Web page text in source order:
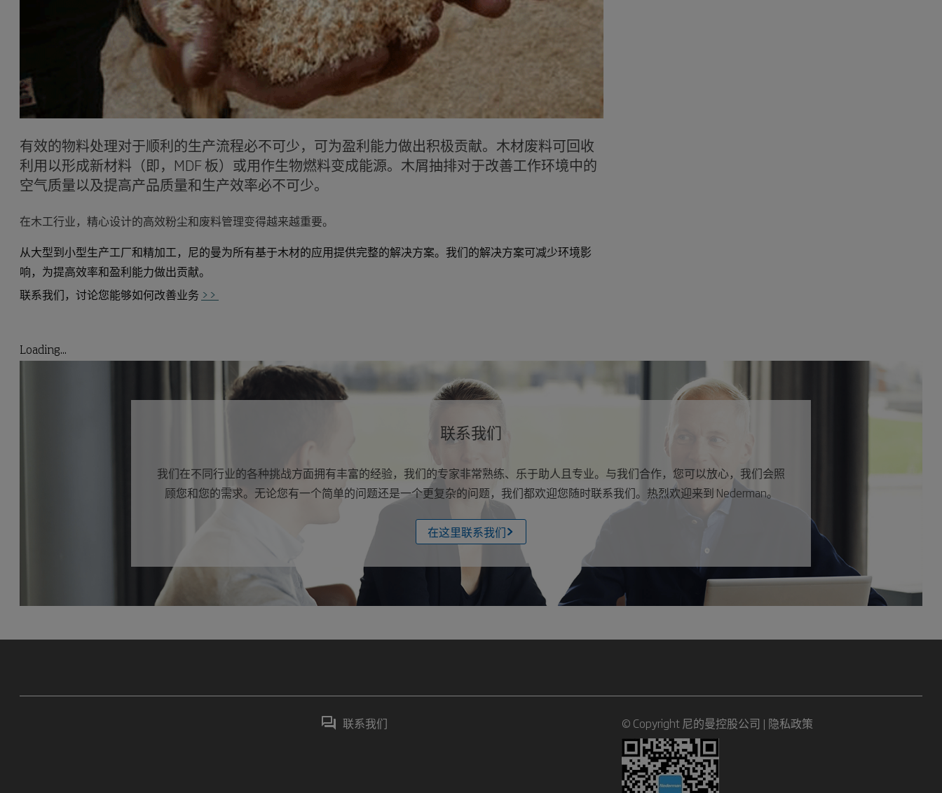
有效的物料处理对于顺利的生产流程必不可少，可为盈利能力做出积极贡献。木材废料可回收
利用以形成新材料（即，MDF 板）或用作生物燃料变成能源。木屑抽排对于改善工作环境中的
空气质量以及提高产品质量和生产效率必不可少。
在木工行业，精心设计的高效粉尘和废料管理变得越来越重要。
从大型到小型生产工厂和精加工，尼的曼为所有基于木材的应用提供完整的解决方案。我们的解决方案可减少环境影
响，为提高效率和盈利能力做出贡献。
联系我们，讨论您能够如何改善业务 >>
Loading...
联系我们
我们在不同行业的各种挑战方面拥有丰富的经验，我们的专家非常熟练、乐于助人且专业。与我们合作，您可以放心，我们会照
顾您和您的需求。无论您有一个简单的问题还是一个更复杂的问题，我们都欢迎您随时联系我们。热烈欢迎来到 Nederman。
在这里联系我们
联系我们 © Copyright 尼的曼控股公司 | 隐私政策